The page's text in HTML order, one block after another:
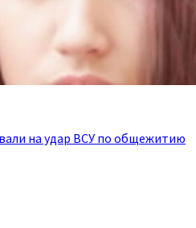
на удар ВСУ по общежитию